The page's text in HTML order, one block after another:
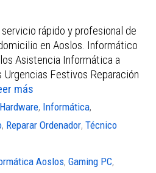
rápido y profesional de
en Aoslos. Informático
Asistencia Informática a
Festivos Reparación
más
Hardware, Informática,
, Reparar Ordenador, Técnico
Aoslos,Gaming PC,